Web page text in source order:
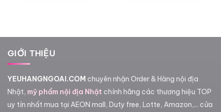
GIỚI THIỆU
YEUHANGNGOAI.COM chuyên nhận Order & Hàng nội địa
Nhật, mỹ phẩm nội địa Nhật chính hãng các thương hiệu TOP
uy tín nhất mua tại AEON mall, Duty free, Lotte, Amazon,... cửa